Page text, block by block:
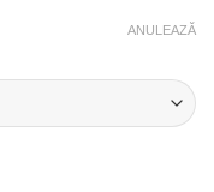
ANULEAZĂ